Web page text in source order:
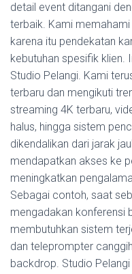
detail event ditangani
terbaik. Kami
karena itu pendekatan
kebutuhan spesifik klien.
Studio Pelangi. Kami
terbaru dan mengikuti
streaming 4K terbaru,
halus, hingga sistem
dikendalikan dari jarak
mendapatkan akses ke
meningkatkan
Sebagai contoh, saat
mengadakan konferensi
membutuhkan sistem
dan teleprompter
backdrop. Studio